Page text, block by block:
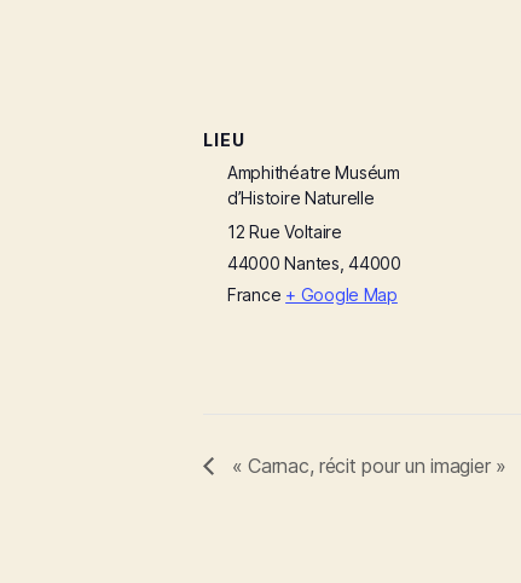
LIEU
Amphithéatre Muséum
d’Histoire Naturelle
12 Rue Voltaire
44000 Nantes 44000
France + Google Map
« Carnac, récit pour un imagier »